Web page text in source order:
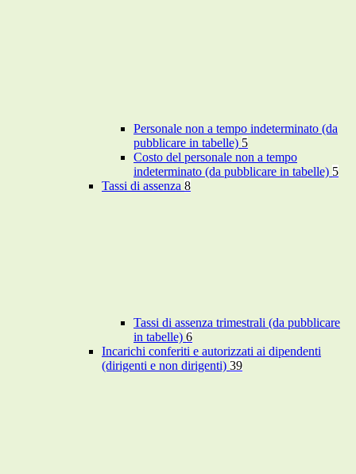
Personale non a tempo indeterminato (da
pubblicare in tabelle) 5
Costo del personale non a tempo
indeterminato (da pubblicare in tabelle) 5
Tassi di assenza 8
Tassi di assenza trimestrali (da pubblicare
in tabelle) 6
Incarichi conferiti e autorizzati ai dipendenti
(dirigenti e non dirigenti) 39